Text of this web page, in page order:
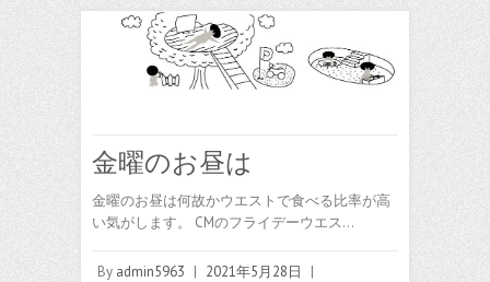
金曜のお昼は
金曜のお昼は何故かウエストで食べる比率が高
い気がします。 CMのフライデーウエス…
By admin5963 | 2021年5月28日
|